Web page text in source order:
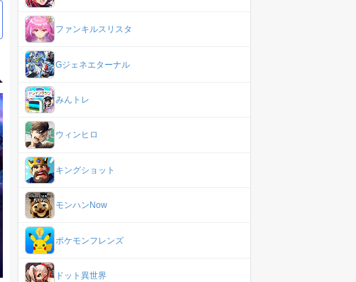
ファンキルスリスタ
Gジェネエターナル
みんトレ
ウィンヒロ
キングショット
モンハンNow
ポケモンフレンズ
ドット異世界